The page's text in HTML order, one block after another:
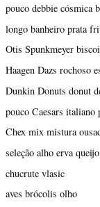
pouco debbie cósmica
longo banheiro prata
Otis Spunkmeyer
Haagen Dazs rochoso
Dunkin Donuts donut
pouco Caesars italiano
Chex mix mistura
seleção alho erva
chucrute vlasic
aves brócolis olho